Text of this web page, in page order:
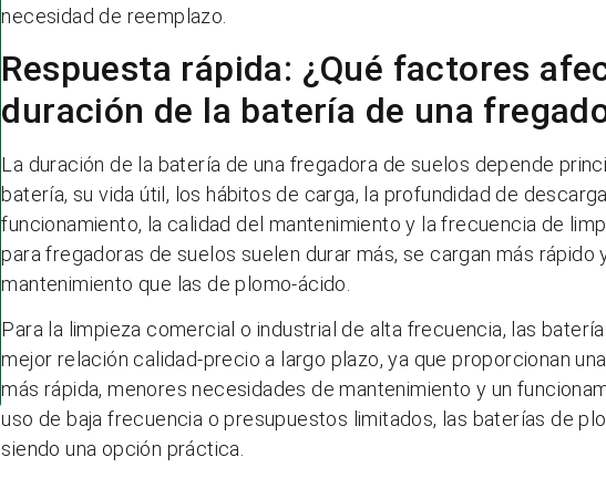
necesidad de reemplazo.
Respuesta rápida: ¿Qué factores
duración de la batería de una
La duración de la batería de una fregadora de suelos depende
batería, su vida útil, los hábitos de carga, la profundidad de
funcionamiento, la calidad del mantenimiento y la frecuencia de
para fregadoras de suelos suelen durar más, se cargan más rápido
mantenimiento que las de plomo-ácido.
Para la limpieza comercial o industrial de alta frecuencia, las
mejor relación calidad-precio a largo plazo, ya que proporcionan
más rápida, menores necesidades de mantenimiento y un
uso de baja frecuencia o presupuestos limitados, las baterías de
siendo una opción práctica.